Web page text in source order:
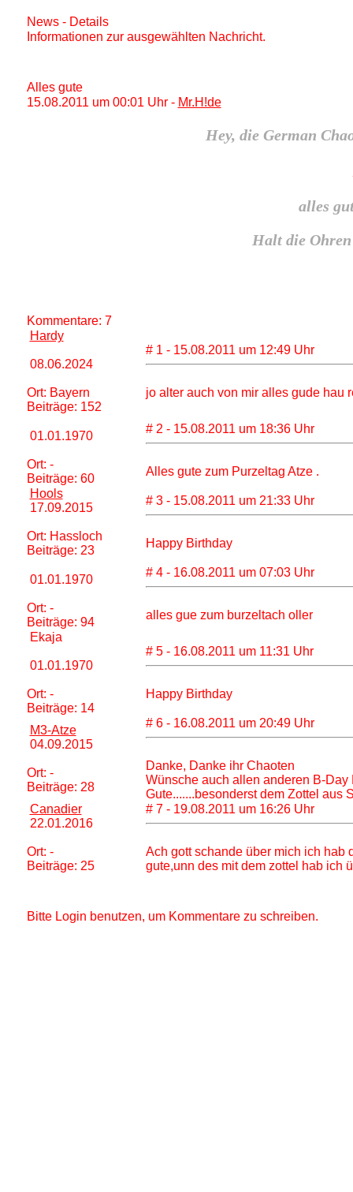
News - Details
Informationen zur ausgewählten Nachricht.
Alles gute
15.08.2011 um 00:01 Uhr - Mr.H!de
Hey, die German
alles
Halt die
Kommentare: 7
Hardy
08.06.2024
Ort: Bayern
Beiträge: 152
# 1 - 15.08.2011 um 12:49 Uhr
jo alter auch von mir alles gude hau
01.01.1970
Ort: -
Beiträge: 60
# 2 - 15.08.2011 um 18:36 Uhr
Alles gute zum Purzeltag Atze .
Hools
17.09.2015
Ort: Hassloch
Beiträge: 23
# 3 - 15.08.2011 um 21:33 Uhr
Happy Birthday
01.01.1970
Ort: -
Beiträge: 94
# 4 - 16.08.2011 um 07:03 Uhr
alles gue zum burzeltach oller
Ekaja
01.01.1970
Ort: -
Beiträge: 14
# 5 - 16.08.2011 um 11:31 Uhr
Happy Birthday
M3-Atze
04.09.2015
Ort: -
Beiträge: 28
# 6 - 16.08.2011 um 20:49 Uhr
Danke, Danke ihr Chaoten
Wünsche auch allen anderen B-
Gute.......besonderst dem Zottel aus
Canadier
22.01.2016
Ort: -
Beiträge: 25
# 7 - 19.08.2011 um 16:26 Uhr
Ach gott schande über mich ich hab
gute,unn des mit dem zottel hab ich
Bitte Login benutzen, um Kommentare zu schreiben.